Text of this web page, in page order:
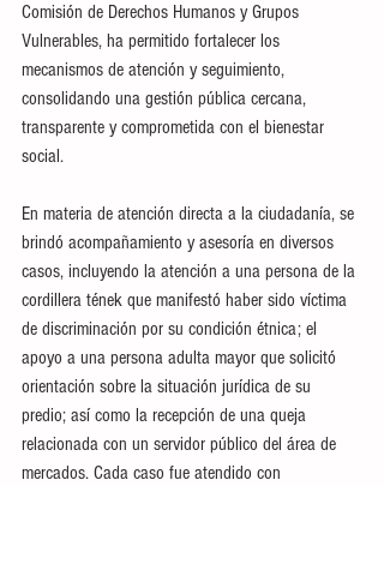
Comisión de Derechos Humanos y Grupos
Vulnerables, ha permitido fortalecer los
mecanismos de atención y seguimiento,
consolidando una gestión pública cercana,
transparente y comprometida con el bienestar
social.
En materia de atención directa a la ciudadanía, se
brindó acompañamiento y asesoría en diversos
casos, incluyendo la atención a una persona de la
cordillera tének que manifestó haber sido víctima
de discriminación por su condición étnica; el
apoyo a una persona adulta mayor que solicitó
orientación sobre la situación jurídica de su
predio; así como la recepción de una queja
relacionada con un servidor público del área de
mercados. Cada caso fue atendido con